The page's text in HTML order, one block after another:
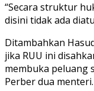
“Secara struktur
disini tidak ada
Ditambahkan
jika RUU ini
membuka peluang
Perber dua menteri.